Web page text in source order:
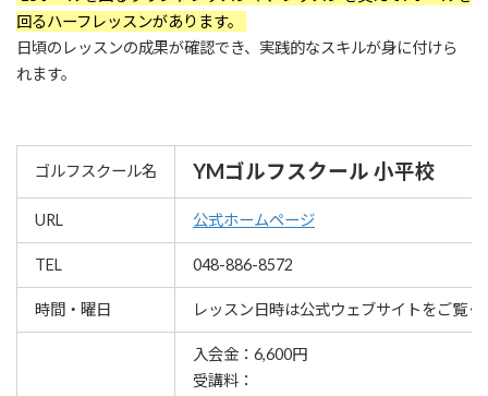
回るハーフレッスンがあります。
日頃のレッスンの成果が確認でき、実践的なスキルが身に付けら
れます。
ゴルフスクール名 YMゴルフスクール 小平校
URL 公式ホームページ
TEL 048-886-8572
時間・曜日 レッスン⽇時は公式ウェブサイトをご覧く
入会金：6,600円
受講料：